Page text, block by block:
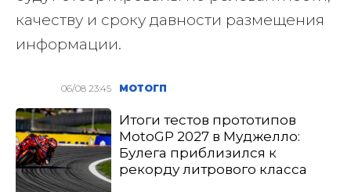
качеству и сроку давности размещения
информации.
06/08 23:45 МОТОГП
Итоги тестов прототипов
MotoGP 2027 в Муджелло:
Булега приблизился к
рекорду литрового класса